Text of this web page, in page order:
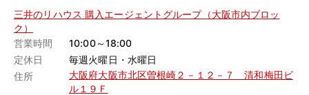
三井のリハウス 購入エージェントグループ（大阪市内ブロッ
ク）
営業時間
10:00～18:00
定休日
毎週火曜日・水曜日
住所
大阪府大阪市北区曽根崎２－１２－７ 清和梅田ビ
ル１９Ｆ